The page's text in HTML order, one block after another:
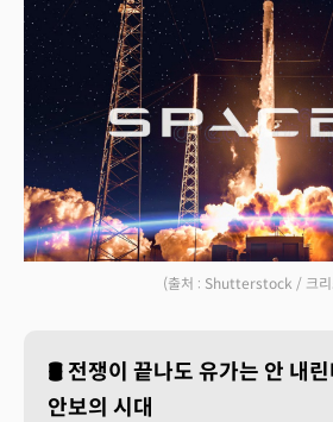
(출처 : Shutterstock / 크리
🛢️전쟁이 끝나도 유가는 안 내
안보의 시대